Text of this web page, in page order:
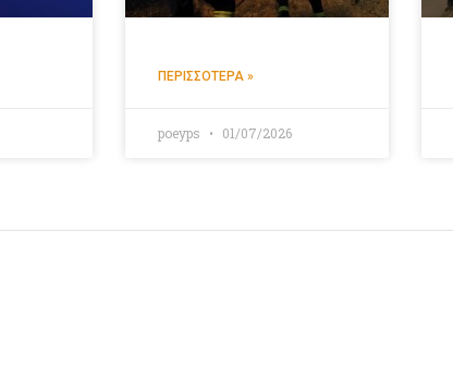
ΠΕΡΙΣΣΌΤΕΡΑ »
poeyps 01/07/2026